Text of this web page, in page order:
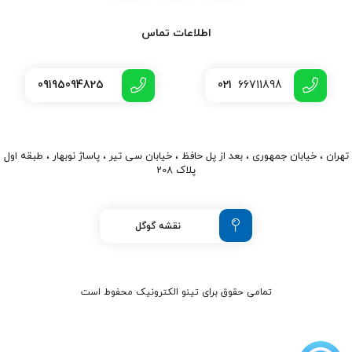
اطلاعات تماس
021 66711898
09195094825
تهران ، خیابان جمهوری ، بعد از پل حافظ ، خیابان سی تیر ، پاساژ نوبهار ، طبقه اول
پلاک 208
نقشه گوگل
تمامی حقوق برای تینو الکترونیک محفوط است